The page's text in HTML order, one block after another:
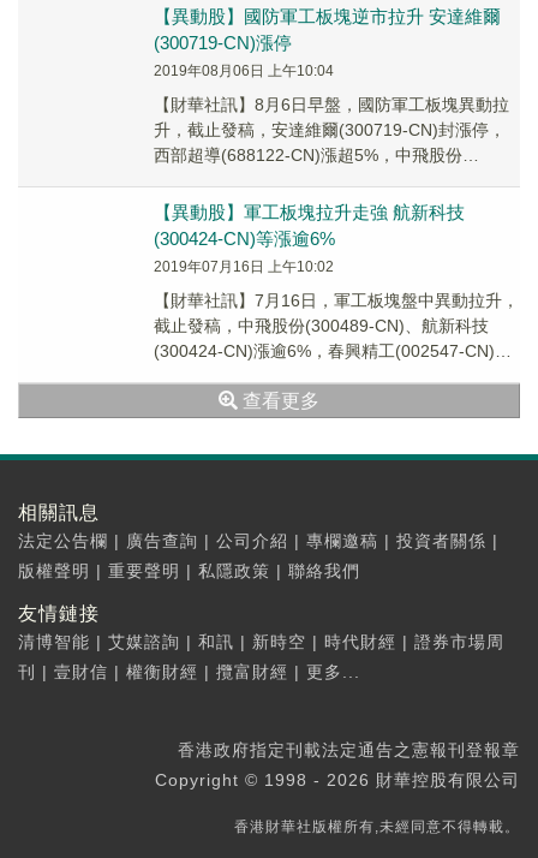
【異動股】國防軍工板塊逆市拉升 安達維爾
(300719-CN)漲停
2019年08月06日 上午10:04
【財華社訊】8月6日早盤，國防軍工板塊異動拉
升，截止發稿，安達維爾(300719-CN)封漲停，
西部超導(688122-CN)漲超5%，中飛股份
【異動股】軍工板塊拉升走強 航新科技
(300424-CN)等漲逾6%
2019年07月16日 上午10:02
【財華社訊】7月16日，軍工板塊盤中異動拉升，
截止發稿，中飛股份(300489-CN)、航新科技
(300424-CN)漲逾6%，春興精工(002547-CN)漲
查看更多
相關訊息
法定公告欄 | 廣告查詢 | 公司介紹 | 專欄邀稿 | 投資者關係 |
版權聲明 | 重要聲明 | 私隱政策 | 聯絡我們
友情鏈接
清博智能 | 艾媒諮詢 | 和訊 | 新時空 | 時代財經 | 證券市場周
刊
| 壹財信 | 權衡財經 | 攬富財經 | 更多...
香港政府指定刊載法定通告之憲報刊登報章
Copyright © 1998 - 2026 財華控股有限公司
香港財華社版權所有,未經同意不得轉載。